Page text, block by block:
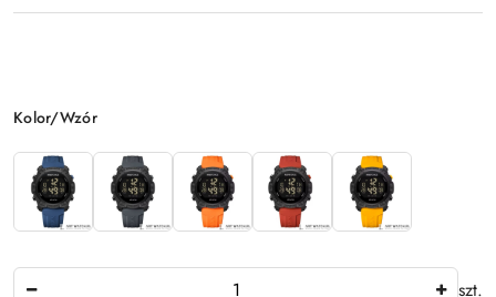
Wariant
Kolor/Wzór
szt.